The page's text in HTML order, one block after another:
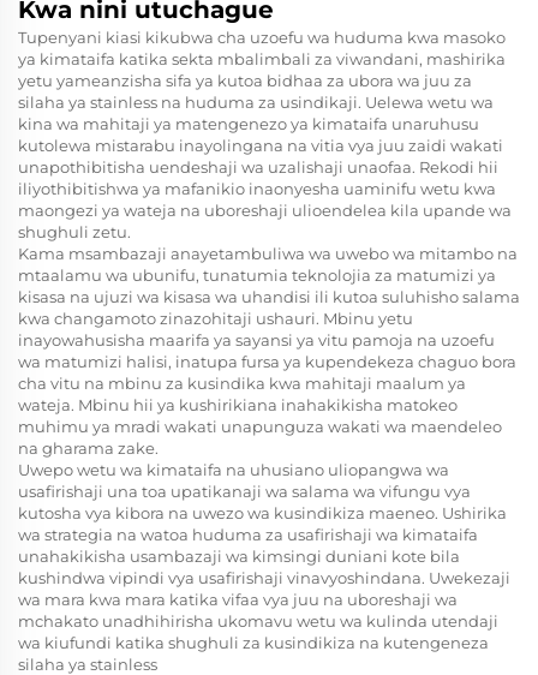
Kwa nini utuchague
Tupenyani kiasi kikubwa cha uzoefu wa huduma kwa masoko
ya kimataifa katika sekta mbalimbali za viwandani, mashirika
yetu yameanzisha sifa ya kutoa bidhaa za ubora wa juu za
silaha ya stainless na huduma za usindikaji. Uelewa wetu wa
kina wa mahitaji ya matengenezo ya kimataifa unaruhusu
kutolewa mistarabu inayolingana na vitia vya juu zaidi wakati
unapothibitisha uendeshaji wa uzalishaji unaofaa. Rekodi hii
iliyothibitishwa ya mafanikio inaonyesha uaminifu wetu kwa
maongezi ya wateja na uboreshaji ulioendelea kila upande wa
shughuli zetu.
Kama msambazaji anayetambuliwa wa uwebo wa mitambo na
mtaalamu wa ubunifu, tunatumia teknolojia za matumizi ya
kisasa na ujuzi wa kisasa wa uhandisi ili kutoa suluhisho salama
kwa changamoto zinazohitaji ushauri. Mbinu yetu
inayowahusisha maarifa ya sayansi ya vitu pamoja na uzoefu
wa matumizi halisi, inatupa fursa ya kupendekeza chaguo bora
cha vitu na mbinu za kusindika kwa mahitaji maalum ya
wateja. Mbinu hii ya kushirikiana inahakikisha matokeo
muhimu ya mradi wakati unapunguza wakati wa maendeleo
na gharama zake.
Uwepo wetu wa kimataifa na uhusiano uliopangwa wa
usafirishaji una toa upatikanaji wa salama wa vifungu vya
kutosha vya kibora na uwezo wa kusindikiza maeneo. Ushirika
wa strategia na watoa huduma za usafirishaji wa kimataifa
unahakikisha usambazaji wa kimsingi duniani kote bila
kushindwa vipindi vya usafirishaji vinavyoshindana. Uwekezaji
wa mara kwa mara katika vifaa vya juu na uboreshaji wa
mchakato unadhihirisha ukomavu wetu wa kulinda utendaji
wa kiufundi katika shughuli za kusindikiza na kutengeneza
silaha ya stainless